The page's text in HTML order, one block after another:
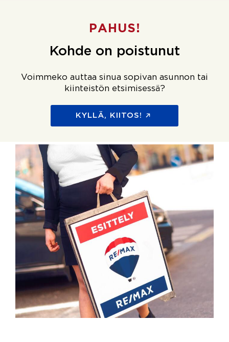
PAHUS!
Kohde on poistunut
Voimmeko auttaa sinua sopivan asunnon tai
kiinteistön etsimisessä?
KYLLÄ, KIITOS!